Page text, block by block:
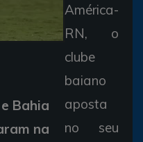
Bahia
na
América-
RN, o
clube
baiano
aposta
no seu